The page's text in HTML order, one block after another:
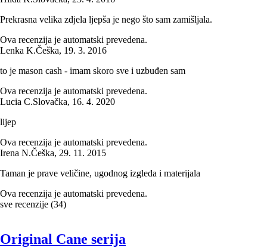
Prekrasna velika zdjela ljepša je nego što sam zamišljala.
Ova recenzija je automatski prevedena.
Lenka K.Češka, 19. 3. 2016
to je mason cash - imam skoro sve i uzbuđen sam
Ova recenzija je automatski prevedena.
Lucia C.Slovačka, 16. 4. 2020
lijep
Ova recenzija je automatski prevedena.
Irena N.Češka, 29. 11. 2015
Taman je prave veličine, ugodnog izgleda i materijala
Ova recenzija je automatski prevedena.
sve recenzije (34)
Original Cane serija